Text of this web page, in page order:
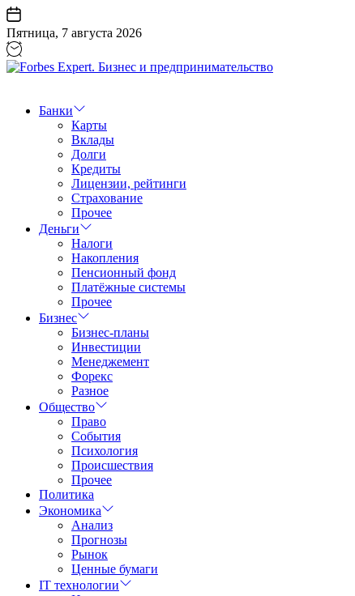
Перейти
к
содержанию
Пятница, 7 августа 2026
Бизнес
предпринимательство
Банки
Карты
Вклады
Долги
Кредиты
Лицензии, рейтинги
Страхование
Прочее
Деньги
Налоги
Накопления
Пенсионный фонд
Платёжные системы
Прочее
Бизнес
Бизнес-планы
Инвестиции
Менеджемент
Форекс
Разное
Общество
Право
События
Психология
Происшествия
Прочее
Политика
Экономика
Анализ
Прогнозы
Рынок
Ценные бумаги
IT технологии